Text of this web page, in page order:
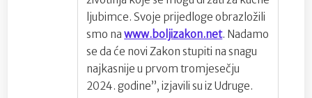
ljubimce. Svoje prijedloge obrazložili
smo nawww.boljizakon.net. Nadamo
se da će novi Zakon stupiti na snagu
najkasnije u prvom tromjesečju
2024. godine”, izjavili su iz Udruge.